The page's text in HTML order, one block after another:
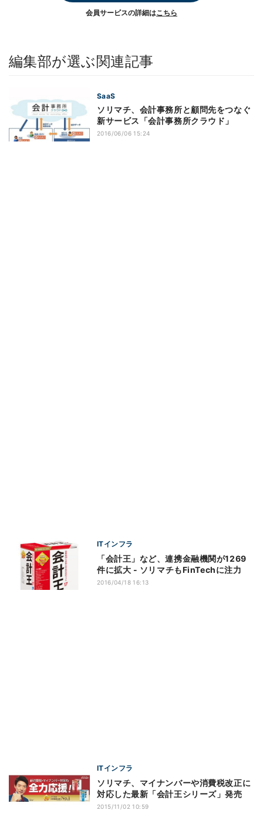
会員サービスの詳細はこちら
編集部が選ぶ関連記事
SaaS
ソリマチ、会計事務所と顧問先をつなぐ
新サービス「会計事務所クラウド」
2016/06/06 15:24
ITインフラ
「会計王」など、連携金融機関が1269
件に拡大 - ソリマチもFinTechに注力
2016/04/18 16:13
ITインフラ
ソリマチ、マイナンバーや消費税改正に
対応した最新「会計王シリーズ」発売
2015/11/02 10:59